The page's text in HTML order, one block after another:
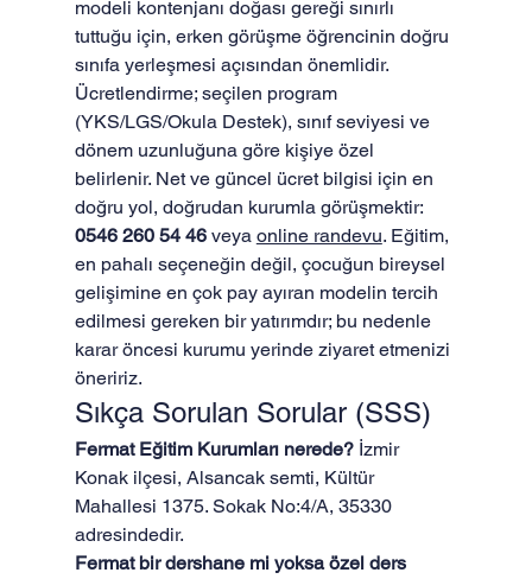
modeli kontenjanı doğası gereği sınırlı
tuttuğu için, erken görüşme öğrencinin doğru
sınıfa yerleşmesi açısından önemlidir.
Ücretlendirme; seçilen program
(YKS/LGS/Okula Destek), sınıf seviyesi ve
dönem uzunluğuna göre kişiye özel
belirlenir. Net ve güncel ücret bilgisi için en
doğru yol, doğrudan kurumla görüşmektir:
0546 260 54 46 veya online randevu. Eğitim,
en pahalı seçeneğin değil, çocuğun bireysel
gelişimine en çok pay ayıran modelin tercih
edilmesi gereken bir yatırımdır; bu nedenle
karar öncesi kurumu yerinde ziyaret etmenizi
öneririz.
Sıkça Sorulan Sorular (SSS)
Fermat Eğitim Kurumları nerede? İzmir
Konak ilçesi, Alsancak semti, Kültür
Mahallesi 1375. Sokak No:4/A, 35330
adresindedir.
Fermat bir dershane mi yoksa özel ders